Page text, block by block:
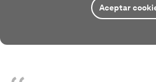
Aceptar